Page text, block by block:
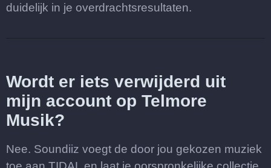
duidelijk in je overdrachtsresultaten.
Wordt er iets verwijderd uit
mijn account op Telmore
Musik?
Nee. Soundiiz voegt de door jou gekozen muziek